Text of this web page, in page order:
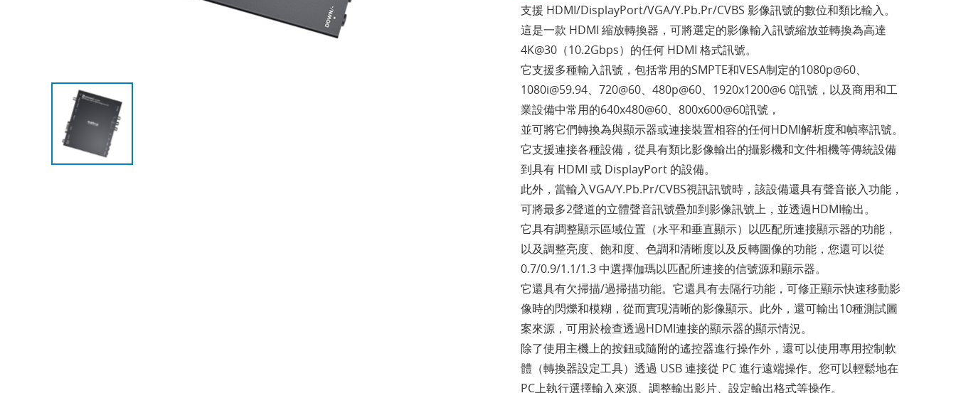
支援 HDMI/DisplayPort/VGA/Y.Pb.Pr/CVBS 影像訊號的數位和類比輸入。
這是一款 HDMI 縮放轉換器，可將選定的影像輸入訊號縮放並轉換為高達
4K@30（10.2Gbps）的任何 HDMI 格式訊號。
它支援多種輸入訊號，包括常用的SMPTE和VESA制定的1080p@60、
1080i@59.94、720@60、480p@60、1920x1200@6 0訊號，以及商用和工
業設備中常用的640x480@60、800x600@60訊號，
並可將它們轉換為與顯示器或連接裝置相容的任何HDMI解析度和幀率訊號。
它支援連接各種設備，從具有類比影像輸出的攝影機和文件相機等傳統設備
到具有 HDMI 或 DisplayPort 的設備。
此外，當輸入VGA/Y.Pb.Pr/CVBS視訊訊號時，該設備還具有聲音嵌入功能，
可將最多2聲道的立體聲音訊號疊加到影像訊號上，並透過HDMI輸出。
它具有調整顯示區域位置（水平和垂直顯示）以匹配所連接顯示器的功能，
以及調整亮度、飽和度、色調和清晰度以及反轉圖像的功能，您還可以從
0.7/0.9/1.1/1.3 中選擇伽瑪以匹配所連接的信號源和顯示器。
它還具有欠掃描/過掃描功能。它還具有去隔行功能，可修正顯示快速移動影
像時的閃爍和模糊，從而實現清晰的影像顯示。此外，還可輸出10種測試圖
案來源，可用於檢查透過HDMI連接的顯示器的顯示情況。
除了使用主機上的按鈕或隨附的遙控器進行操作外，還可以使用專用控制軟
體（轉換器設定工具）透過 USB 連接從 PC 進行遠端操作。您可以輕鬆地在
PC上執行選擇輸入來源、調整輸出影片、設定輸出格式等操作。